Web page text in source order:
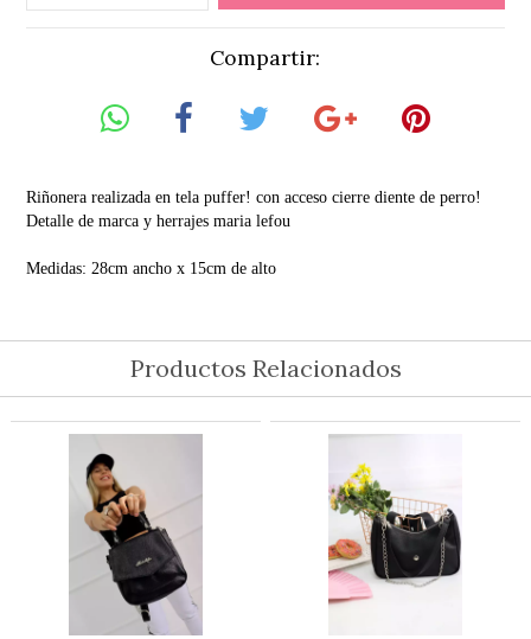
Compartir:
Riñonera realizada en tela puffer! con acceso cierre diente de perro!
Detalle de marca y herrajes maria lefou
Medidas: 28cm ancho x 15cm de alto
Productos Relacionados